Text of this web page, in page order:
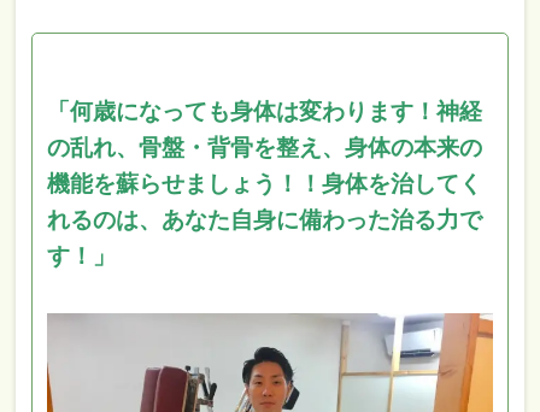
「何歳になっても身体は変わります！神経
の乱れ、骨盤・背骨を整え、身体の本来の
機能を蘇らせましょう！！身体を治してく
れるのは、あなた自身に備わった治る力で
す！」